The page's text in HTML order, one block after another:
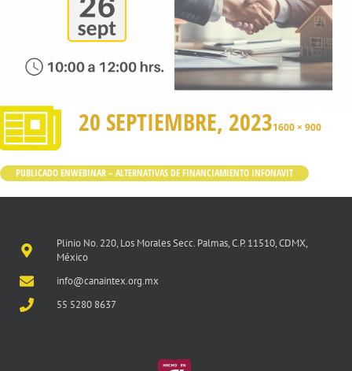
20 SEPTIEMBRE, 20231600 × 900
PUBLICADO ENWEBINAR – ALTERNATIVAS DE FINANCIAMIENTO INFONAVIT
Plinio No. 220, Los Morales Secc. Palmas, C.P. 11510, CDMX,
México
info@canaintex.org.mx
55 5280 8637